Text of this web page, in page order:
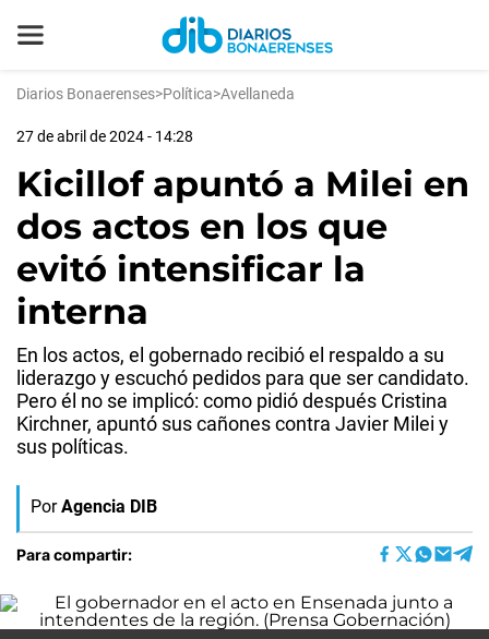
Diarios Bonaerenses>Política>Avellaneda
27 de abril de 2024 - 14:28
Kicillof apuntó a Milei en
dos actos en los que
evitó intensificar la
interna
En los actos, el gobernado recibió el respaldo a su
liderazgo y escuchó pedidos para que ser candidato.
Pero él no se implicó: como pidió después Cristina
Kirchner, apuntó sus cañones contra Javier Milei y
sus políticas.
Por Agencia DIB
Para compartir: